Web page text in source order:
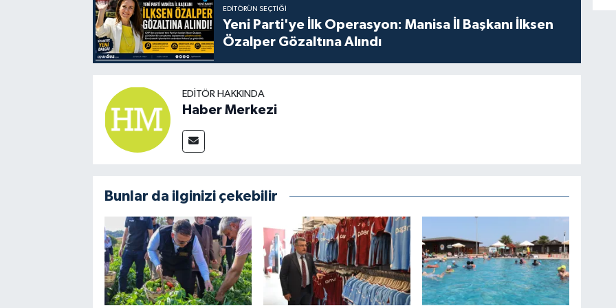
EDITÖRÜN SEÇTIĞI
Yeni Parti'ye İlk Operasyon: Manisa İl Başkanı İlksen
Özalper Gözaltına Alındı
EDITÖR HAKKINDA
Haber Merkezi
Bunlar da ilginizi çekebilir